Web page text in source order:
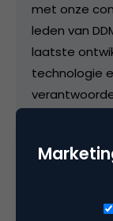
met onze
leden van
laatste
technologie
- als
dossiers. Ik
in 1995 af